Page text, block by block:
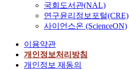
국회도서관(NAL)
연구윤리정보포털(CRE)
사이언스온 (ScienceON)
이용약관
개인정보처리방침
개인정보 재동의